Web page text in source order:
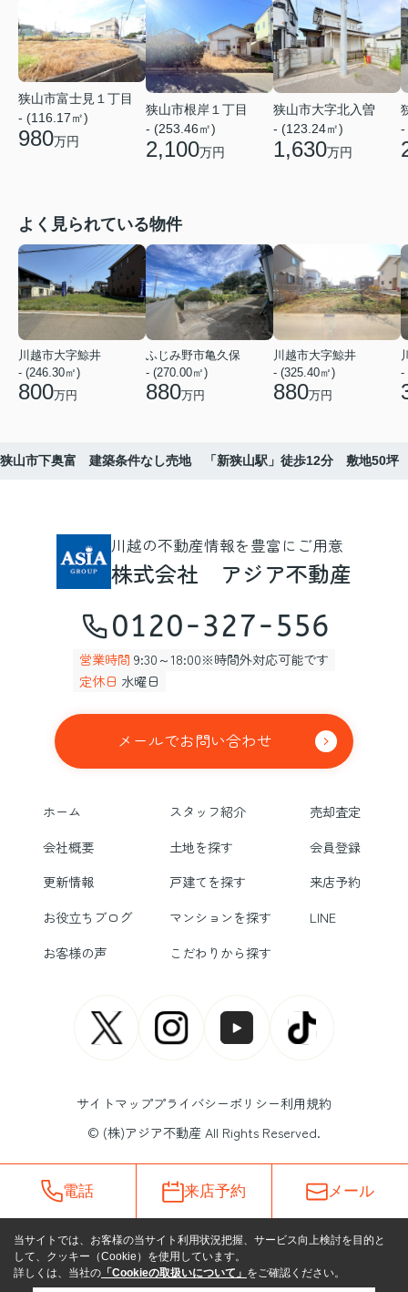
狭山市富士見１丁目
- (116.17㎡)
980万円
狭山市根岸１丁目
- (253.46㎡)
2,100万円
狭山市大字北入曽
- (123.24㎡)
1,630万円
-
よく見られている物件
川越市大字鯨井
- (246.30㎡)
800万円
ふじみ野市亀久保
- (270.00㎡)
880万円
川越市大字鯨井
- (325.40㎡)
880万円
-
狭山市下奥富 建築条件なし売地 「新狭山駅」徒歩12分 敷地50坪
川越の不動産情報を豊富にご用意
株式会社 アジア不動産
0120-327-556
営業時間 9:30～18:00※時間外対応可能です
定休日 水曜日
メールでお問い合わせ
ホーム スタッフ紹介
売却査定
会社概要
土地を探す
会員登録
更新情報
戸建てを探す
来店予約
お役立ちブログ
マンションを探す
LINE
お客様の声
こだわりから探す
サイトマッププライバシーポリシー利用規約
© (株)アジア不動産 All Rights Reserved.
電話 来店予約 メール
当サイトでは、お客様の当サイト利用状況把握、サービス向上検討を目的と
して、クッキー（Cookie）を使用しています。
詳しくは、当社の 「Cookieの取扱いについて」 をご確認ください。